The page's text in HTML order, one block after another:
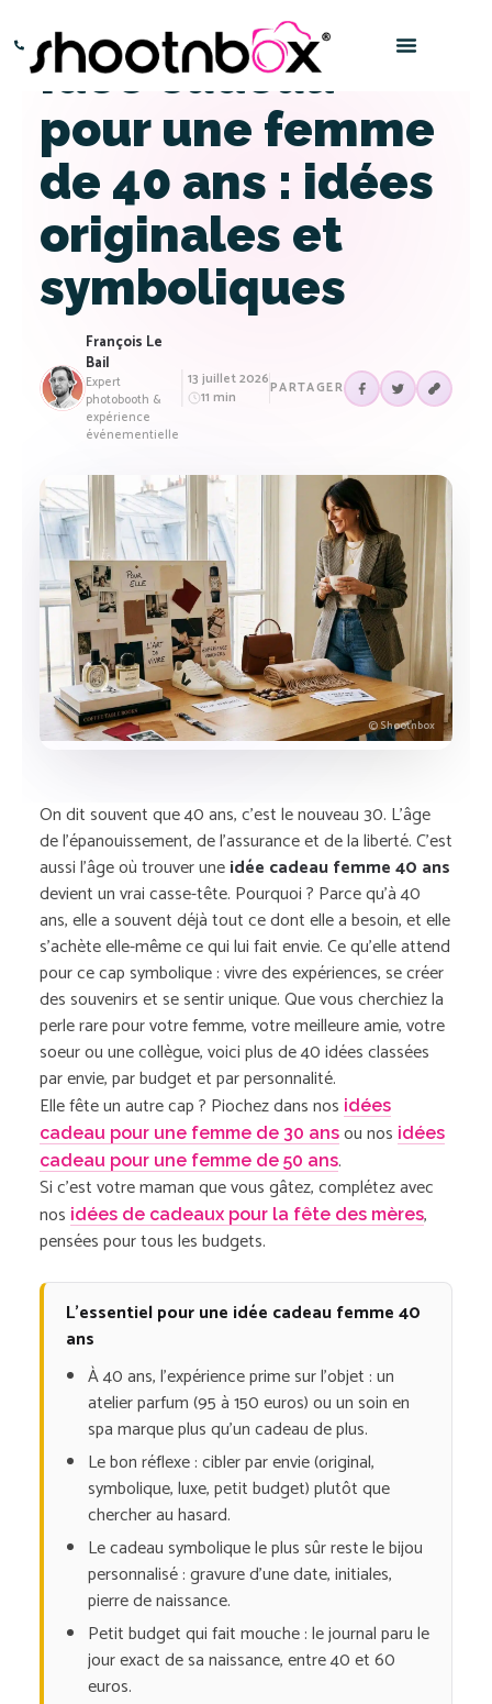
Idée cadeau
pour une femme
de 40 ans : idées
originales et
symboliques
François Le
Bail
Expert
photobooth &
expérience
événementielle
13 juillet 2026
11 min
PARTAGER
© Shootnbox
On dit souvent que 40 ans, c’est le nouveau 30. L’âge
de l’épanouissement, de l’assurance et de la liberté. C’est
aussi l’âge où trouver uneidée cadeau femme 40 ans
devient un vrai casse-tête. Pourquoi ? Parce qu’à 40
ans, elle a souvent déjà tout ce dont elle a besoin, et elle
s’achète elle-même ce qui lui fait envie. Ce qu’elle attend
pour ce cap symbolique : vivre des expériences, se créer
des souvenirs et se sentir unique. Que vous cherchiez la
perle rare pour votre femme, votre meilleure amie, votre
soeur ou une collègue, voici plus de 40 idées classées
par envie, par budget et par personnalité.
Elle fête un autre cap ? Piochez dans nos idées
cadeau pour une femme de 30 ans ou nos idées
cadeau pour une femme de 50 ans.
Si c’est votre maman que vous gâtez, complétez avec
nos idées de cadeaux pour la fête des mères,
pensées pour tous les budgets.
L’essentiel pour une idée cadeau femme 40
ans
À 40 ans, l’expérience prime sur l’objet : un
atelier parfum (95 à 150 euros) ou un soin en
spa marque plus qu’un cadeau de plus.
Le bon réflexe : cibler par envie (original,
symbolique, luxe, petit budget) plutôt que
chercher au hasard.
Le cadeau symbolique le plus sûr reste le bijou
personnalisé : gravure d’une date, initiales,
pierre de naissance.
Petit budget qui fait mouche : le journal paru le
jour exact de sa naissance, entre 40 et 60
euros.